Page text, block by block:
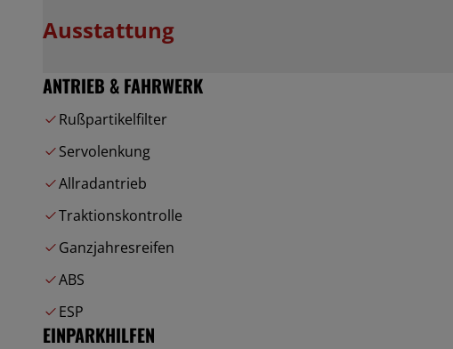
Ausstattung
ANTRIEB & FAHRWERK
Rußpartikelfilter
Servolenkung
Allradantrieb
Traktionskontrolle
Ganzjahresreifen
ABS
ESP
EINPARKHILFEN